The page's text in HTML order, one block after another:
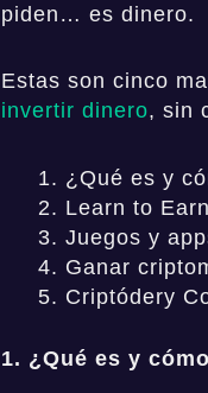
piden… es dinero.
Estas son cinco
invertir dinero, sin
¿Qué es y
Learn to
Juegos y
Ganar
Criptódery
1. ¿Qué es y